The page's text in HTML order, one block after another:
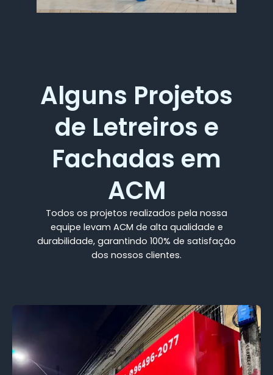
Alguns Projetos
de Letreiros e
Fachadas em
ACM
Todos os projetos realizados pela nossa
equipe levam ACM de alta qualidade e
durabilidade, garantindo 100% de satisfação
dos nossos clientes.